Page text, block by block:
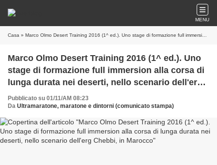
MENU
Casa » Marco Olmo Desert Training 2016 (1^ ed.). Uno stage di formazione full immersion alla corsa di lunga durata nei deserti, nello scenario dell'erg Chebbi, in Marocco
Marco Olmo Desert Training 2016 (1^ ed.). Uno
stage di formazione full immersion alla corsa di
lunga durata nei deserti, nello scenario dell'erg
Chebbi, in Marocco
Pubblicato su 01/11/AM 08:23
Da Ultramaratone, maratone e dintorni (comunicato stampa)